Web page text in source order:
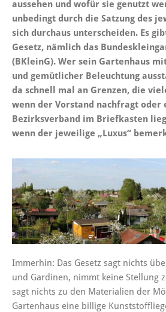
aussehen und wofür sie genutzt
unbedingt durch die Satzung des
sich durchaus unterscheiden. Es
Gesetz, nämlich das
(BKleinG). Wer sein Gartenhaus
und gemütlicher Beleuchtung
da schnell mal an Grenzen, die
wenn der Vorstand nachfragt oder
Bezirksverband im Briefkasten
wenn der jeweilige „Luxus“
Immerhin: Das Gesetz sagt nichts
und Gardinen, nimmt keine Stellung
sagt nichts zu den Materialien der
Gartenhaus eine billige